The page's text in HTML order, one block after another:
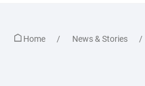
Home News & Stories